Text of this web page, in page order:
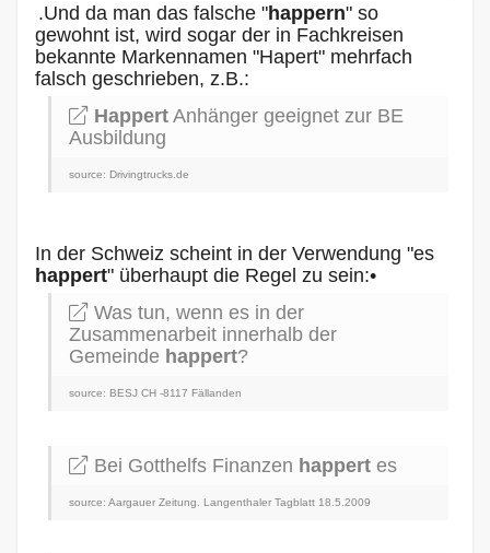
.Und da man das falsche "happern" so
gewohnt ist, wird sogar der in Fachkreisen
bekannte Markennamen "Hapert" mehrfach
falsch geschrieben, z.B.:
Happert Anhänger geeignet zur BE
Ausbildung
source: Drivingtrucks.de
In der Schweiz scheint in der Verwendung "es
happert" überhaupt die Regel zu sein:•
Was tun, wenn es in der
Zusammenarbeit innerhalb der
Gemeinde happert?
source: BESJ CH -8117 Fällanden
Bei Gotthelfs Finanzen happert es
source: Aargauer Zeitung. Langenthaler Tagblatt 18.5.2009